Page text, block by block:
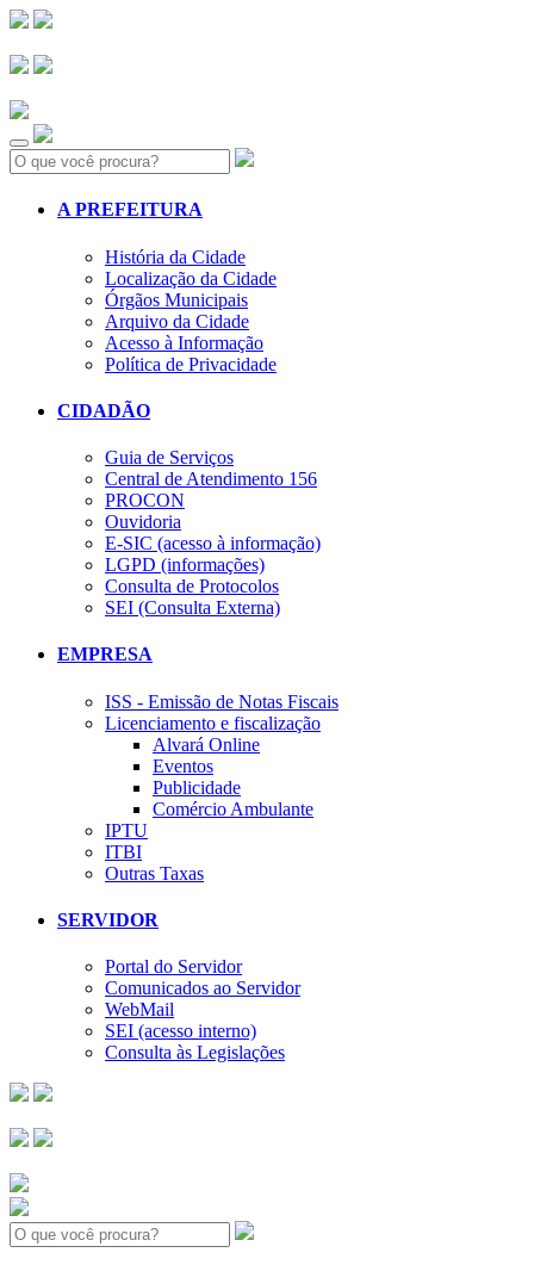
Search:
A PREFEITURA
História da Cidade
Localização da Cidade
Órgãos Municipais
Arquivo da Cidade
Acesso à Informação
Política de Privacidade
CIDADÃO
Guia de Serviços
Central de Atendimento 156
PROCON
Ouvidoria
E-SIC (acesso à informação)
LGPD (informações)
Consulta de Protocolos
SEI (Consulta Externa)
EMPRESA
ISS - Emissão de Notas Fiscais
Licenciamento e fiscalização
Alvará Online
Eventos
Publicidade
Comércio Ambulante
IPTU
ITBI
Outras Taxas
SERVIDOR
Portal do Servidor
Comunicados ao Servidor
WebMail
SEI (acesso interno)
Consulta às Legislações
Search: